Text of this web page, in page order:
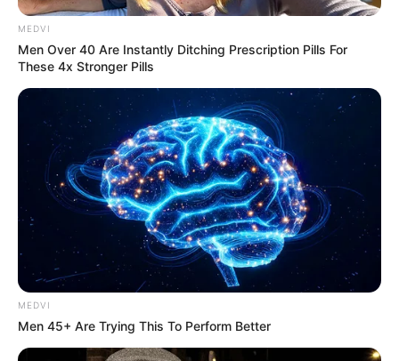
Will You Survive? 10 Things To Keep In Your
Emergency Kit
MEDVI
Men Over 40 Are Instantly Ditching Prescription Pills For
These 4x Stronger Pills
MEDVI
Men 45+ Are Trying This To Perform Better